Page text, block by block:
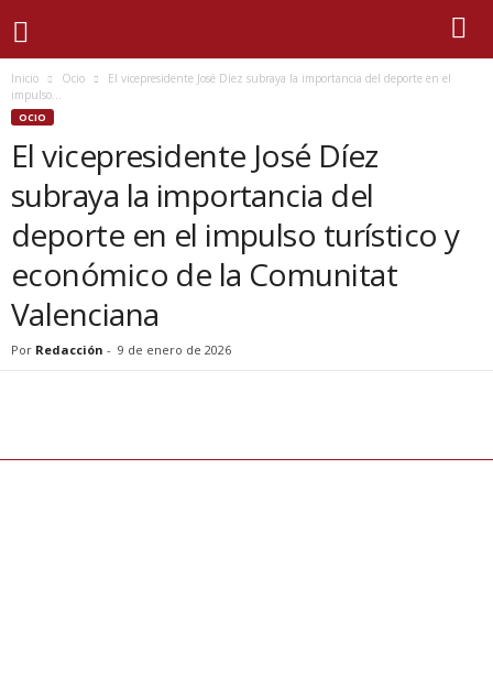
Inicio Ocio
El vicepresidente José Díez subraya la importancia del deporte en el
impulso...
OCIO
El vicepresidente José Díez
subraya la importancia del
deporte en el impulso turístico y
económico de la Comunitat
Valenciana
Por Redacción - 9 de enero de 2026